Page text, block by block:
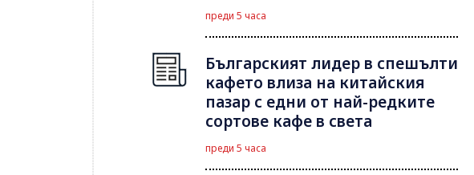
преди 5 часа
Българският лидер в спешълти
кафето влиза на китайския
пазар с едни от най-редките
сортове кафе в света
преди 5 часа